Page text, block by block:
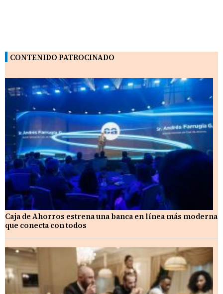
CONTENIDO PATROCINADO
Caja de Ahorros estrena una banca en línea más moderna
que conecta con todos